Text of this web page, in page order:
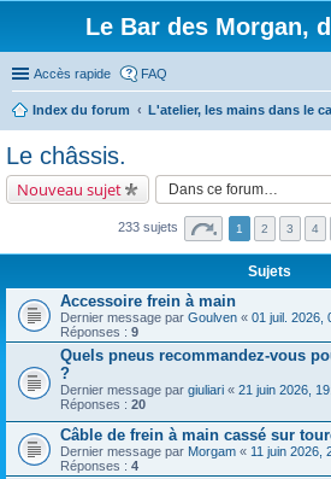
Le Bar des Morgan,
Accès rapide FAQ
Index du forum L'atelier, les mains dans le
Le châssis.
Nouveau sujet
233 sujets 1 2 3 4
Sujets
Accessoire frein à main
Dernier message par Goulven « 01 juil. 2026,
Réponses : 9
Quels pneus recommandez-vous
?
Dernier message par giuliari « 21 juin 2026,
Réponses : 20
Câble de frein à main cassé sur
Dernier message par Morgam « 11 juin 2026,
Réponses : 4